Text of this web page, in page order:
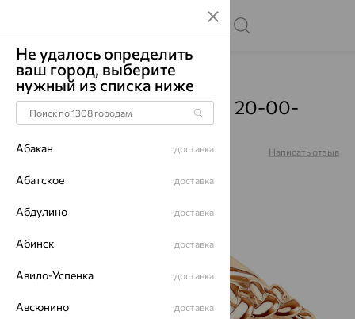
Главная Каталог Кольца Фианит
Кольцо, золото, фианит, 20-00-
0001-40691
Артикул: Написать отзыв
Не удалось определить
ваш город, выберите
нужный из списка ниже
Абакан доставка
Абатское доставка
Абдулино доставка
Абинск доставка
Авило-Успенка доставка
Авсюнино доставка